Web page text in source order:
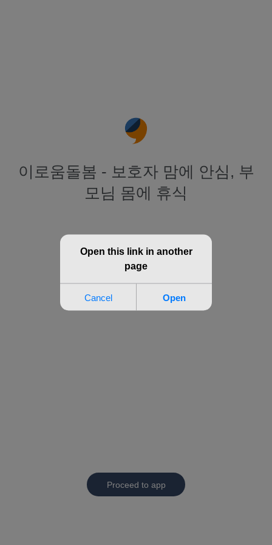
이로움돌봄 - 보호자 맘에 안심, 부
모님 몸에 휴식
Proceed to app